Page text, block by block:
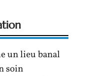
un lieu banal
soin